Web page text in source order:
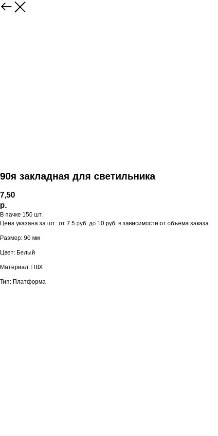
90я закладная для светильника
7,50
р.
В пачке 150 шт.
Цена указана за шт.: от 7.5 руб. до 10 руб. в зависимости от объема заказа.
Размер: 90 мм
Цвет: Белый
Материал: ПВХ
Тип: Платформа